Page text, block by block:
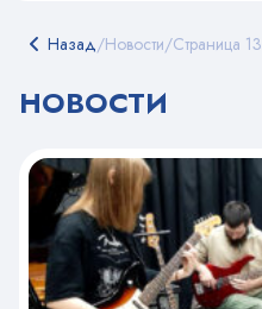
Назад/Новости/Страница 13
НОВОСТИ